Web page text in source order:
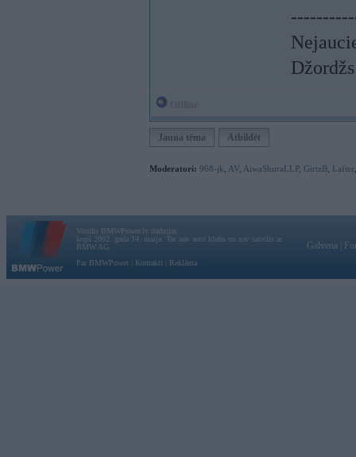
Jauna tēma Atbildēt
Moderatori: 968-jk AV AiwaShuraLLP, GirtzB Lafter
Vortāls BMWPower.lv darbojas
kopš 2002. gada 14. maija. Tas nav auto klubs un nav saistīts ar
BMW AG.
Par BMWPower
Kontakti Reklāma
Galvena